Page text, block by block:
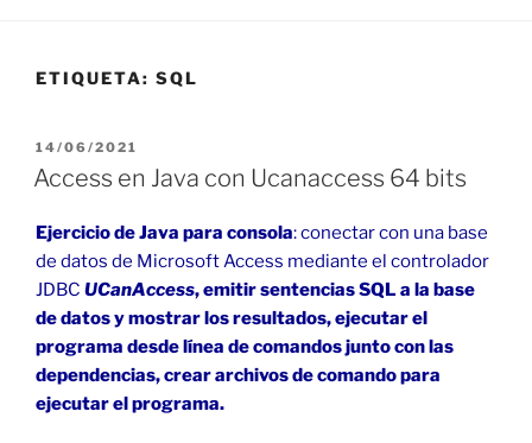
ETIQUETA: SQL
PUBLICADO
EL
14/06/2021
Access en Java con Ucanaccess 64 bits
Ejerciciode Java para consola: conectar con una base
de datos de Microsoft Access mediante el controlador
JDBC UCanAccess, emitir sentencias SQL a la base
de datos y mostrar los resultados, ejecutar el
programa desde línea de comandos junto con las
dependencias, crear archivos de comando para
ejecutar el programa.